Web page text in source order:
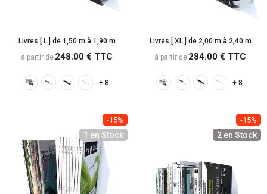
Carte-cadeau
à partir de
10.00 € TTC
Livres [ L ] de 1,50 m à 1,90 m
à partir de 248.00 € TTC
+ 8
Livres [ XL ] de 2,00 m à 2,40 m
à partir de 284.00 € TTC
+ 8
-15%
1 en Stock
-15%
2 en Stock